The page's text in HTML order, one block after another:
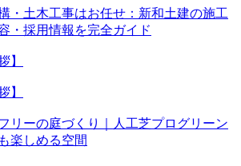
・土木工事はお任せ：新和土建の施工
・採用情報を完全ガイド
】
】
リーの庭づくり｜人工芝プログリーン
楽しめる空間